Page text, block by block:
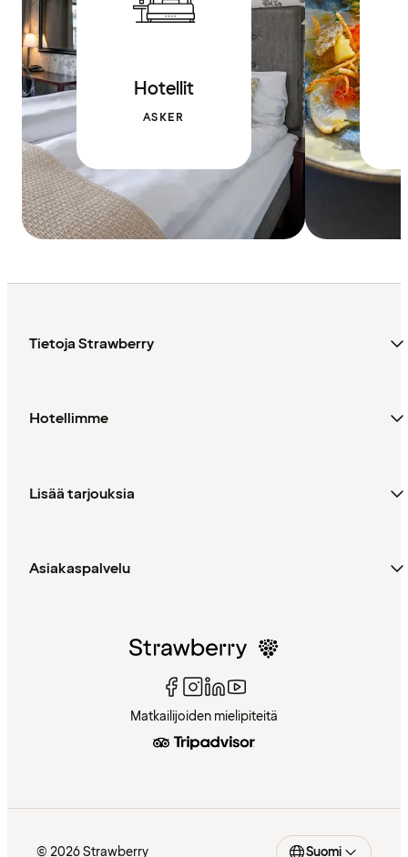
Hotellit
ASKER
Tietoja Strawberry
Hotellimme
Lisää tarjouksia
Asiakaspalvelu
Matkailijoiden mielipiteitä
© 2026 Strawberry Suomi